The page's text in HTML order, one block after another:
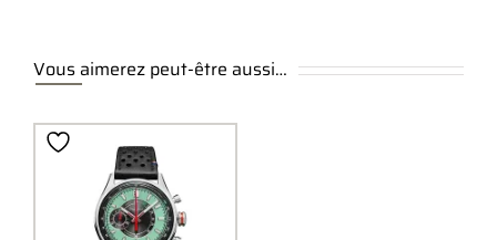
Vous aimerez peut-être aussi…